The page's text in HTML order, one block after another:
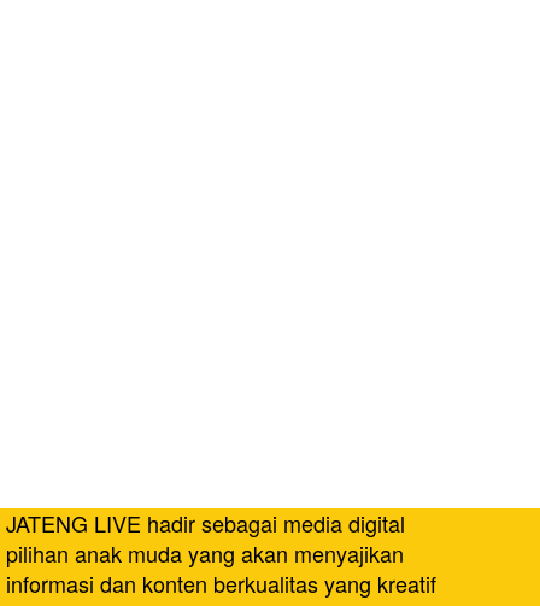
JATENG LIVE hadir sebagai media digital
pilihan anak muda yang akan menyajikan
informasi dan konten berkualitas yang kreatif